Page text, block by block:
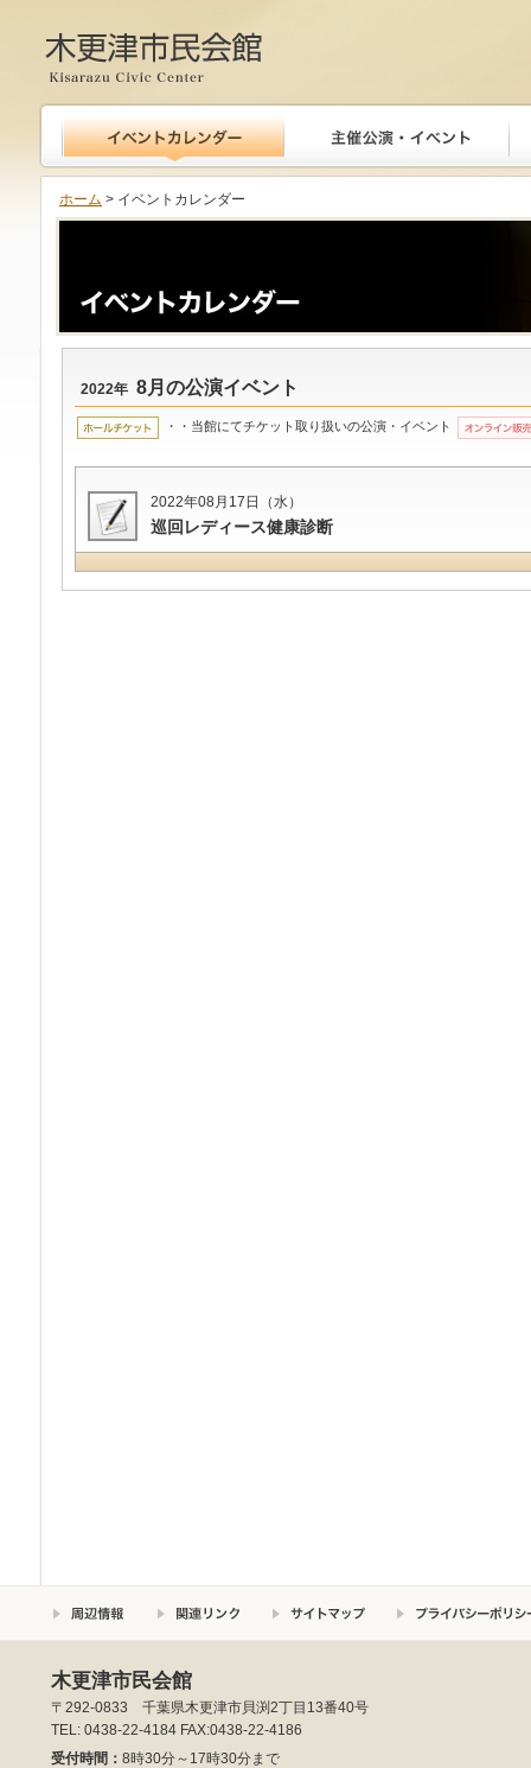
木更津市民会館
ホーム > イベントカレンダー
2022年 8月の公演イベント
・・当館にてチケット取り扱いの公演・イベント
2022年08月17日（水）
巡回レディース健康診断
木更津市民会館
〒292-0833 千葉県木更津市貝渕2丁目13番40号
TEL: 0438-22-4184 FAX:0438-22-4186
受付時間： 8時30分～17時30分まで